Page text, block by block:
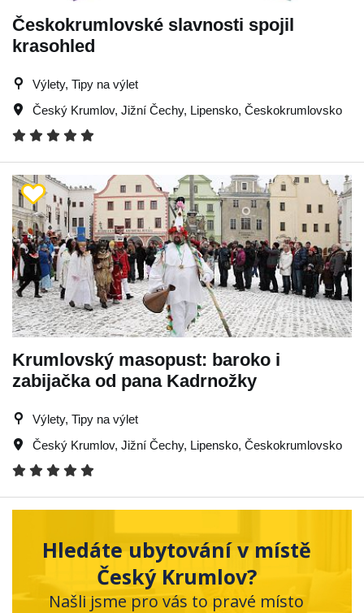
Českokrumlovské slavnosti spojil
krasohled
Výlety, Tipy na výlet
Český Krumlov, Jižní Čechy, Lipensko, Českokrumlovsko
Krumlovský masopust: baroko i
zabijačka od pana Kadrnožky
Výlety, Tipy na výlet
Český Krumlov, Jižní Čechy, Lipensko, Českokrumlovsko
Hledáte ubytování v místě
Český Krumlov?
Našli jsme pro vás to pravé místo